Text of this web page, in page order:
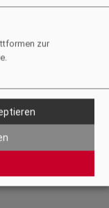
zur
Sie den